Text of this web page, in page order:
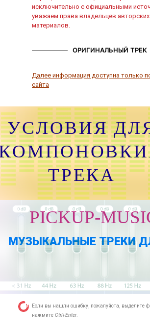
исключительно с официальными
уважаем права владельцев авторских
материалов.
ОРИГИНАЛЬНЫЙ ТРЕК
Далее информация доступна только
сайта
УСЛОВИЯ
ТРЕКА
PICKUP-
МУЗЫКАЛЬНЫЕ ТРЕКИ
Если вы нашли ошибку, пожалуйста, выделите
нажмите Ctrl+Enter.